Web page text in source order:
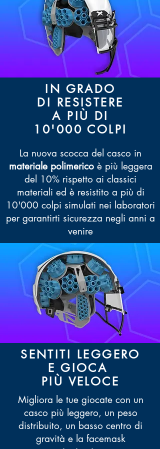
IN GRADO
DI RESISTERE
A PIÙ DI
10'000 COLPI
La nuova scocca del casco in
materiale polimericoè più leggera
del 10% rispetto ai classici
materiali ed è resistito a più di
10'000 colpi simulati nei laboratori
per garantirti sicurezza negli anni a
venire
SENTITI LEGGERO
E GIOCA
PIÙ VELOCE
Migliora le tue giocate con un
casco più leggero, un peso
distribuito, un basso centro di
gravità e la facemask